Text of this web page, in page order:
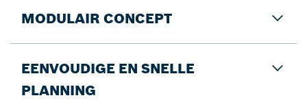
MODULAIR CONCEPT
EENVOUDIGE EN SNELLE
PLANNING